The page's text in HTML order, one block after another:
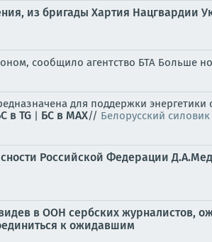
из бригады Хартия Нацгвардии
сообщило агентство БТА Больше
для поддержки
в TG | БС в МАХ// Белорусский силовик
Российской Федерации
в ООН сербских журналистов,
к ожидавшим